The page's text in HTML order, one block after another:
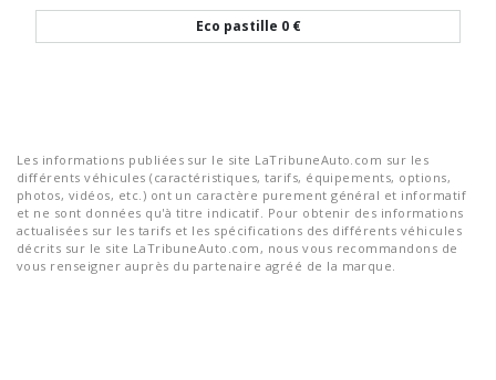
Eco pastille 0 €
Les informations publiées sur le site LaTribuneAuto.com sur les
différents véhicules (caractéristiques, tarifs, équipements, options,
photos, vidéos, etc.) ont un caractère purement général et informatif
et ne sont données qu'à titre indicatif. Pour obtenir des informations
actualisées sur les tarifs et les spécifications des différents véhicules
décrits sur le site LaTribuneAuto.com, nous vous recommandons de
vous renseigner auprès du partenaire agréé de la marque.